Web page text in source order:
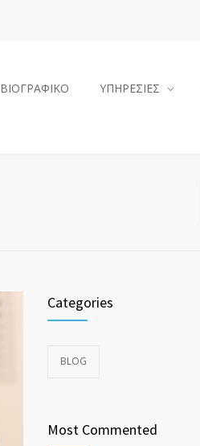
ΒΙΟΓΡΑΦΙΚΟ ΥΠΗΡΕΣΙΕΣ
Categories
BLOG
Most Commented